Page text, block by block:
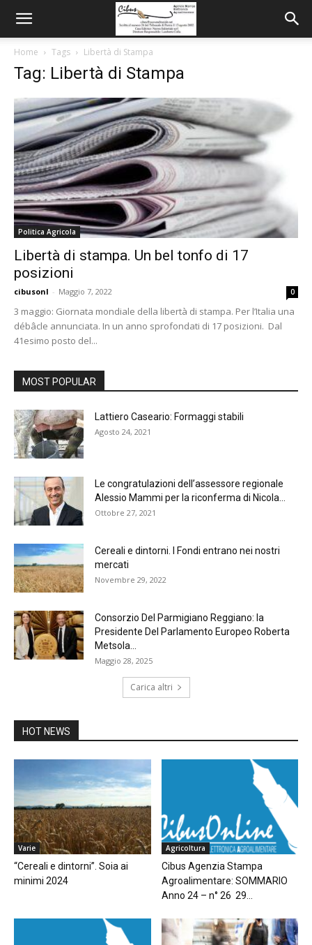
Home Tags Libertà di Stampa
Tag: Libertà di Stampa
Politica Agricola
Libertà di stampa. Un bel tonfo di 17
posizioni
cibusonl - Maggio 7, 2022 0
3 maggio: Giornata mondiale della libertà di stampa. Per l’Italia una
débâcle annunciata. In un anno sprofondati di 17 posizioni. Dal
41esimo posto del...
MOST POPULAR
Lattiero Caseario: Formaggi stabili
Agosto 24, 2021
Le congratulazioni dell’assessore regionale
Alessio Mammi per la riconferma di Nicola...
Ottobre 27, 2021
Cereali e dintorni. I Fondi entrano nei nostri
mercati
Novembre 29, 2022
Consorzio Del Parmigiano Reggiano: la
Presidente Del Parlamento Europeo Roberta
Metsola...
Maggio 28, 2025
Carica altri
HOT NEWS
Varie
“Cereali e dintorni”. Soia ai
minimi 2024
Agricoltura
Cibus Agenzia Stampa
Agroalimentare: SOMMARIO
Anno 24 – n° 26 29...